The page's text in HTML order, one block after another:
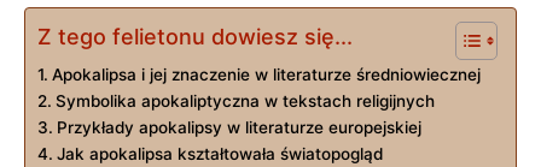
Z tego felietonu dowiesz się...
Apokalipsa i jej znaczenie w literaturze‌ średniowiecznej
Symbolika apokaliptyczna w‌ tekstach religijnych
Przykłady apokalipsy w literaturze europejskiej
Jak apokalipsa kształtowała ‌światopogląd